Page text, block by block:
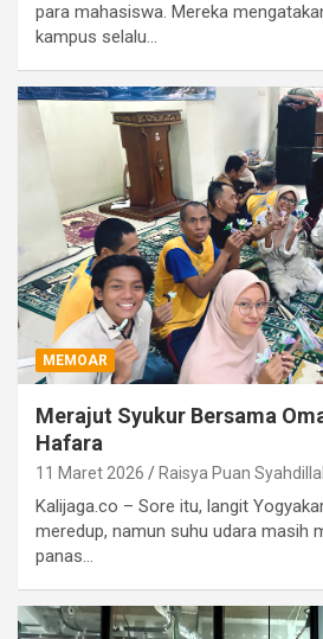
para mahasiswa. Mereka
kampus selalu…
MEMOAR
Merajut Syukur Bersama
Hafara
11 Maret 2026 Raisya Puan
Kalijaga.co – Sore itu, langit
meredup, namun suhu udara masih
panas…